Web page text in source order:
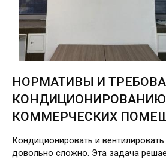
НОРМАТИВЫ И
КОММЕРЧЕСКИХ
Кондиционировать и
довольно сложно. Эта задача